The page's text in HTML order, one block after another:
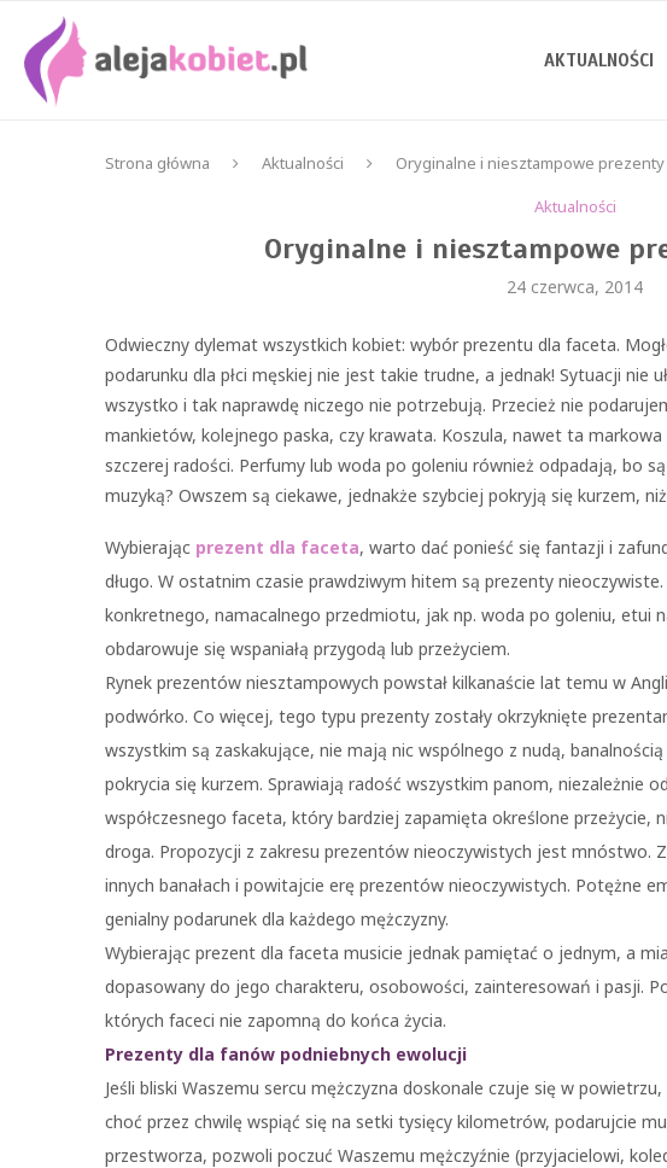
AKTUALNOŚCI
Strona główna Aktualności
Oryginalne i niesztampowe prezenty
Aktualności
Oryginalne i niesztampowe
24 czerwca, 2014
Odwieczny dylemat wszystkich kobiet: wybór prezentu dla faceta.
podarunku dla płci męskiej nie jest takie trudne, a jednak! Sytuacji nie
wszystko i tak naprawdę niczego nie potrzebują. Przecież nie
mankietów, kolejnego paska, czy krawata. Koszula, nawet ta
szczerej radości. Perfumy lub woda po goleniu również odpadają, bo
muzyką? Owszem są ciekawe, jednakże szybciej pokryją się kurzem,
Wybierając prezent dla faceta, warto dać ponieść się fantazji i
długo. W ostatnim czasie prawdziwym hitem są prezenty
konkretnego, namacalnego przedmiotu, jak np. woda po goleniu, etui
obdarowuje się wspaniałą przygodą lub przeżyciem.
Rynek prezentów niesztampowych powstał kilkanaście lat temu w
podwórko. Co więcej, tego typu prezenty zostały okrzyknięte
wszystkim są zaskakujące, nie mają nic wspólnego z nudą,
pokrycia się kurzem. Sprawiają radość wszystkim panom, niezależnie
współczesnego faceta, który bardziej zapamięta określone przeżycie,
droga. Propozycji z zakresu prezentów nieoczywistych jest mnóstwo.
innych banałach i powitajcie erę prezentów nieoczywistych. Potężne
genialny podarunek dla każdego mężczyzny.
Wybierając prezent dla faceta musicie jednak pamiętać o jednym, a
dopasowany do jego charakteru, osobowości, zainteresowań i pasji.
których faceci nie zapomną do końca życia.
Prezenty dla fanów podniebnych ewolucji
Jeśli bliski Waszemu sercu mężczyzna doskonale czuje się w
choć przez chwilę wspiąć się na setki tysięcy kilometrów, podarujcie
przestworza, pozwoli poczuć Waszemu mężczyźnie (przyjacielowi,